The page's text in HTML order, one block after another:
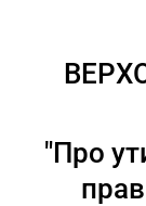
"Про
прав